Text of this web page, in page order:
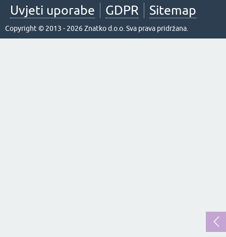
Uvjeti uporabe
GDPR Sitemap
Copyright © 2013 - 2026 Znatko d.o.o. Sva prava pridržana.